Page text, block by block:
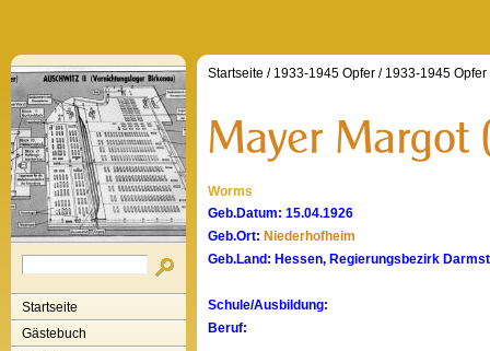
Startseite
Gästebuch
Startseite / 1933-1945 Opfer / 1933-1945 Opfer
Worms
Geb.Datum: 15.04.1926
Geb.Ort: Niederhofheim
Geb.Land: Hessen, Regierungsbezirk
Schule/Ausbildung:
Beruf: